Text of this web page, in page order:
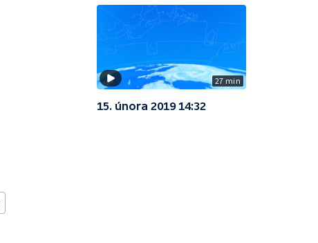
27 min
15. února 2019 14:32